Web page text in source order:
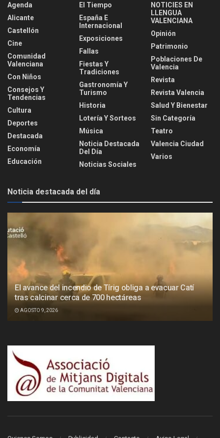
Agenda
Alicante
Castellón
Cine
Comunidad
Valenciana
Con Niños
Consejos Y
Tendencias
Cultura
Deportes
Destacada
Economía
Educación
El Tiempo
España E
Internacional
Exposiciones
Fallas
Fiestas Y
Tradiciones
Gastronomía Y
Turismo
Historia
Lotería Y Sorteos
Música
Noticia Destacada
Del Día
Noticias Sociales
NOTICIES EN
LLENGUA
VALENCIANA
Opinión
Patrimonio
Poblaciones De
Valencia
Revista
Revista Valencia
Salud Y Bienestar
Sin Categoría
Teatro
Valencia Ciudad
Varios
Noticia destacada del día
El avance del incendio de Tírig obliga a evacuar Catí
tras calcinar cerca de 700 hectáreas
AGOSTO 9, 2026